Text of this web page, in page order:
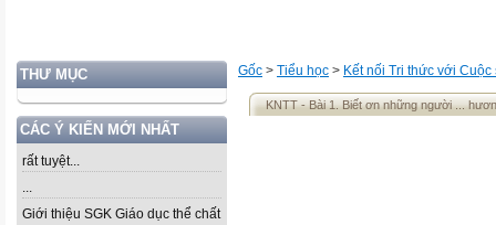
THƯ MỤC
CÁC Ý KIẾN MỚI NHẤT
rất tuyệt...
...
Giới thiệu SGK Giáo dục thể chất
Gốc > Tiểu học > Kết nối Tri thức với Cuộc
KNTT - Bài 1. Biết ơn những người ...